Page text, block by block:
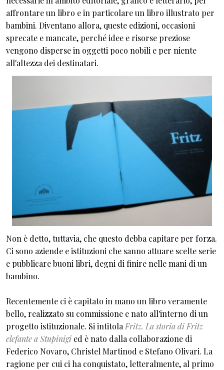
affrontare un libro e in particolare un libro illustrato per
bambini. Diventano allora, queste edizioni, occasioni
sprecate e mancate, perché idee e risorse preziose
vengono disperse in oggetti poco nobili e per niente
all'altezza dei destinatari.
Non è detto, tuttavia, che questo debba capitare per forza.
Ci sono aziende e istituzioni che sanno attuare scelte serie
e pubblicare buoni libri, degni di finire nelle mani di un
bambino.
Recentemente ci è capitato in mano un libro veramente
bello, realizzato su commissione e nato all'interno di un
progetto istituzionale. Si intitolaFritz. La storia di Fritz
elefante a Stupinigi ed è nato dalla collaborazione di
Federico Novaro, Christel Martinod e Stefano Olivari. La
ragione per cui ci ha conquistato, letteralmente, al primo